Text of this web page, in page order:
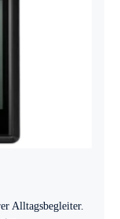
Alltagsbegleiter.